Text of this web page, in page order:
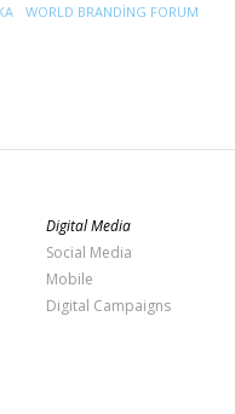
WORLD BRANDING FORUM
Digital Media
Social Media
Mobile
Digital Campaigns